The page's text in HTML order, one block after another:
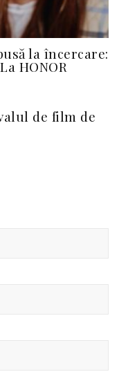
la încercare:
HONOR
de film de